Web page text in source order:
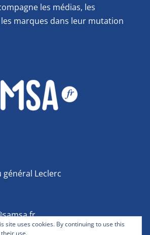
les médias, les
marques dans leur mutation
général Leclerc
site uses cookies. By continuing to use this
use.